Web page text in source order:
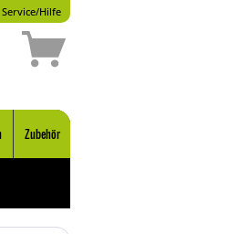
Service/Hilfe
Zubehör